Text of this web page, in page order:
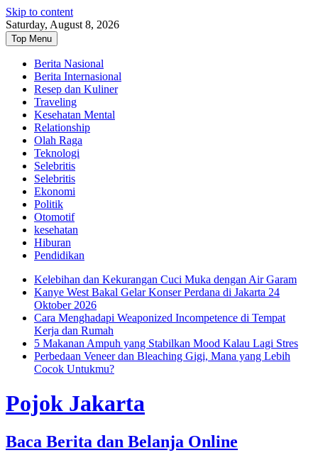
Skip to content
Saturday, August 8, 2026
Top Menu
Berita Nasional
Berita Internasional
Resep dan Kuliner
Traveling
Kesehatan Mental
Relationship
Olah Raga
Teknologi
Selebritis
Selebritis
Ekonomi
Politik
Otomotif
kesehatan
Hiburan
Pendidikan
Kelebihan dan Kekurangan Cuci Muka dengan Air Garam
Kanye West Bakal Gelar Konser Perdana di Jakarta 24
Oktober 2026
Cara Menghadapi Weaponized Incompetence di Tempat
Kerja dan Rumah
5 Makanan Ampuh yang Stabilkan Mood Kalau Lagi Stres
Perbedaan Veneer dan Bleaching Gigi, Mana yang Lebih
Cocok Untukmu?
Pojok Jakarta
Baca Berita dan Belanja Online